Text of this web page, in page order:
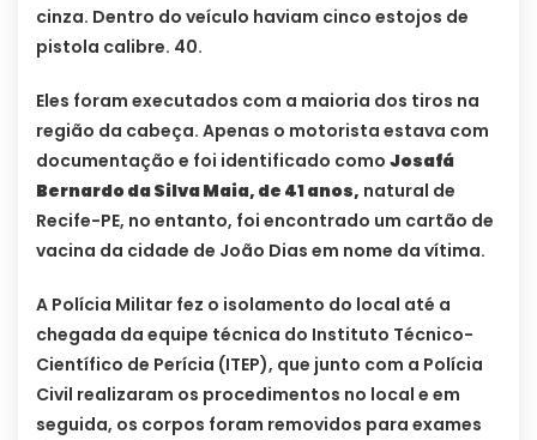
cinza. Dentro do veículo haviam cinco estojos de
pistola calibre. 40.
Eles foram executados com a maioria dos tiros na
região da cabeça. Apenas o motorista estava com
documentação e foi identificado como Josafá
Bernardo da Silva Maia, de 41 anos, natural de
Recife-PE, no entanto, foi encontrado um cartão de
vacina da cidade de João Dias em nome da vítima.
A Polícia Militar fez o isolamento do local até a
chegada da equipe técnica do Instituto Técnico-
Científico de Perícia (ITEP), que junto com a Polícia
Civil realizaram os procedimentos no local e em
seguida, os corpos foram removidos para exames